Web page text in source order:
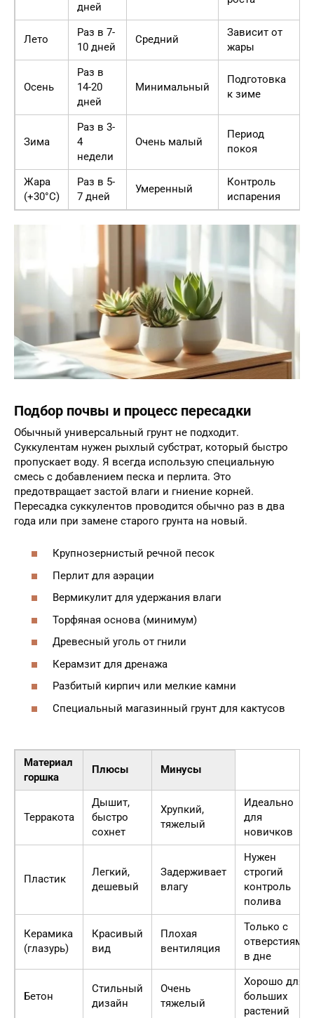
дней
Лето
Раз в 7-
10 дней
Средний
Зависит от
жары
Осень
Раз в
14-20
дней
Минимальный
Подготовка
к зиме
Зима
Раз в 3-
4
недели
Очень малый
Период
покоя
Жара
(+30°C)
Раз в 5-
7 дней
Умеренный
Контроль
испарения
Подбор почвы и процесс пересадки
Обычный универсальный грунт не подходит.
Суккулентам нужен рыхлый субстрат, который быстро
пропускает воду. Я всегда использую специальную
смесь с добавлением песка и перлита. Это
предотвращает застой влаги и гниение корней.
Пересадка суккулентов проводится обычно раз в два
года или при замене старого грунта на новый.
Крупнозернистый речной песок
Перлит для аэрации
Вермикулит для удержания влаги
Торфяная основа (минимум)
Древесный уголь от гнили
Керамзит для дренажа
Разбитый кирпич или мелкие камни
Специальный магазинный грунт для кактусов
Материал
горшка
Плюсы Минусы
Терракота
Дышит,
быстро
сохнет
Хрупкий,
тяжелый
Идеально
для
новичков
Пластик
Легкий,
дешевый
Задерживает
влагу
Нужен
строгий
контроль
полива
Керамика
(глазурь)
Красивый
вид
Плохая
вентиляция
Только с
отверстиями
в дне
Бетон
Стильный
дизайн
Очень
тяжелый
Хорошо для
больших
растений